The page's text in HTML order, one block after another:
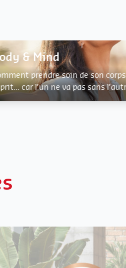
& Mind
prendre soin de son
car l’un ne va pas sans